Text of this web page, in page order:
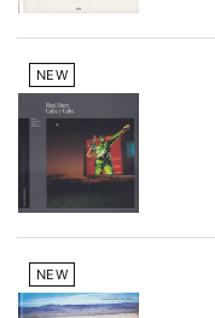
NEW
NEW